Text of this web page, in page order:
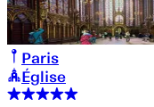
Paris
Église